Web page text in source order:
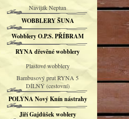
Naviják Neptun
WOBBLERY ŠUNA
Wobblery O.P.S. PŘÍBRAM
RYNA dřevěné wobblery
Plastové wobblery
Bambusový prut RYNA 5
DÍLNÝ (cestovní)
POLYNA Nový Knín nástrahy
Jiří Gajdůšek woblery